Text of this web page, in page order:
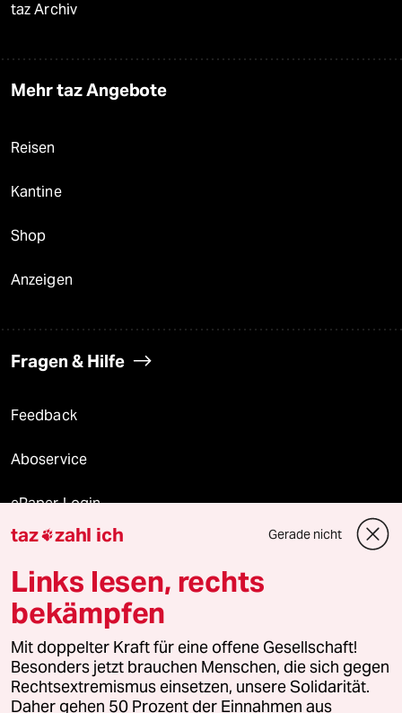
taz Archiv
Mehr taz Angebote
Reisen
Kantine
Shop
Anzeigen
Fragen & Hilfe
Feedback
Aboservice
ePaper Login
Downloads für Abonnierende
© 2026 taz Verlags und Vertriebs GmbH
Alle Rechte vorbehalten. Bei rechtlichen Fragen oder für Genehmigungen
wenden Sie sich bitte an
lizenzen@taz.de
taz zahl ich Gerade nicht
Links lesen, rechts
bekämpfen
Mit doppelter Kraft für eine offene Gesellschaft!
Besonders jetzt brauchen Menschen, die sich gegen
Rechtsextremismus einsetzen, unsere Solidarität.
Daher gehen 50 Prozent der Einnahmen aus